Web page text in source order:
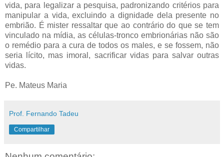
vida, para legalizar a pesquisa, padronizando critérios para
manipular a vida, excluindo a dignidade dela presente no
embrião. É mister ressaltar que ao contrário do que se tem
vinculado na mídia, as células-tronco embrionárias não são
o remédio para a cura de todos os males, e se fossem, não
seria lícito, mas imoral, sacrificar vidas para salvar outras
vidas.
Pe. Mateus Maria
Prof. Fernando Tadeu
Compartilhar